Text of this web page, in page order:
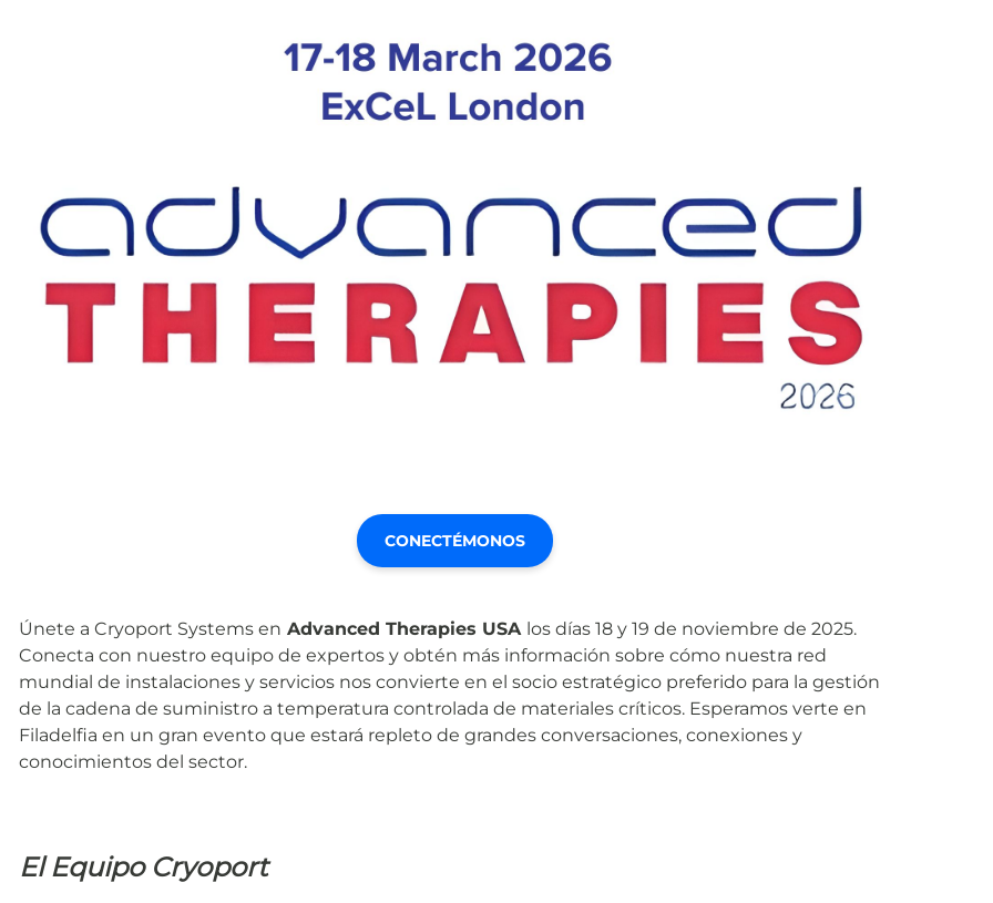
CONECTÉMONOS
Únete a Cryoport Systems en Advanced Therapies USA los días 18 y 19 de noviembre de 2025.
Conecta con nuestro equipo de expertos y obtén más información sobre cómo nuestra red
mundial de instalaciones y servicios nos convierte en el socio estratégico preferido para la gestión
de la cadena de suministro a temperatura controlada de materiales críticos. Esperamos verte en
Filadelfia en un gran evento que estará repleto de grandes conversaciones, conexiones y
conocimientos del sector.
El Equipo Cryoport